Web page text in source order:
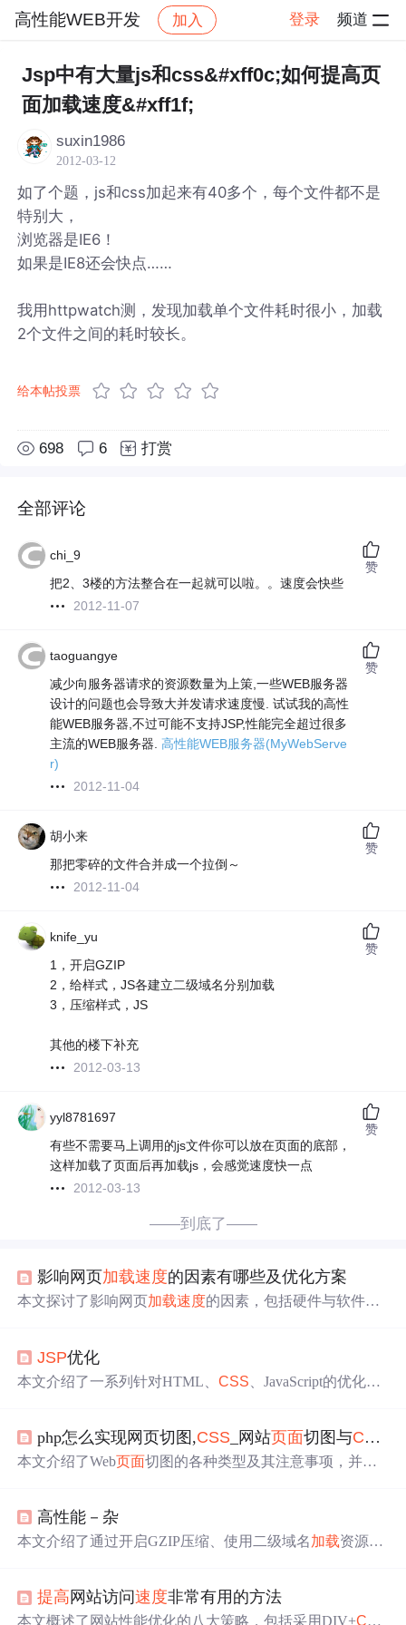
高性能WEB开发 加入 登录 频道
社区 高性能WEB开发 帖子详情
Jsp中有大量js和css&#xff0c;如何提高页
面加载速度&#xff1f;
suxin1986
2012-03-12
如了个题，js和css加起来有40多个，每个文件都不是
特别大，
浏览器是IE6！
如果是IE8还会快点……
我用httpwatch测，发现加载单个文件耗时很小，加载
2个文件之间的耗时较长。
给本帖投票
698 6 打赏
全部评论
chi_9
把2、3楼的方法整合在一起就可以啦。。速度会快些
2012-11-07
赞
taoguangye
减少向服务器请求的资源数量为上策,一些WEB服务器
设计的问题也会导致大并发请求速度慢. 试试我的高性
能WEB服务器,不过可能不支持JSP,性能完全超过很多
主流的WEB服务器.高性能WEB服务器(MyWebServe
r)
2012-11-04
赞
胡小来
那把零碎的文件合并成一个拉倒～
2012-11-04
赞
knife_yu
1，开启GZIP
2，给样式，JS各建立二级域名分别加载
3，压缩样式，JS
其他的楼下补充
2012-03-13
赞
yyl8781697
有些不需要马上调用的js文件你可以放在页面的底部，
这样加载了页面后再加载js，会感觉速度快一点
2012-03-13
赞
——到底了——
影响网页加载速度的因素有哪些及优化方案
本文探讨了影响网页加载速度的因素，包括硬件与软件两
JSP优化
本文介绍了一系列针对HTML、CSS 、JavaScript的优化方
php怎么实现网页切图,CSS _网站页面切图与CSS
本文介绍了Web页面切图的各种类型及其注意事项，并详
高性能－杂
本文介绍了通过开启GZIP压缩、使用二级域名加载资源、
提高 网站访问速度非常有用的方法
本文概述了网站性能优化的八大策略，包括采用DIV+CSS